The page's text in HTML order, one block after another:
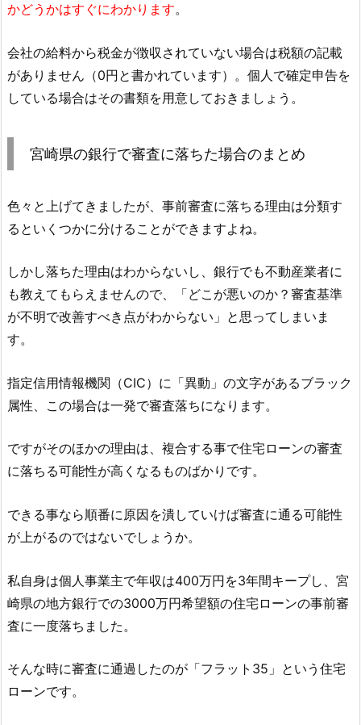
かどうかはすぐにわかります。
会社の給料から税金が徴収されていない場合は税額の記載
がありません（0円と書かれています）。個人で確定申告を
している場合はその書類を用意しておきましょう。
宮崎県の銀行で審査に落ちた場合のまとめ
色々と上げてきましたが、事前審査に落ちる理由は分類す
るといくつかに分けることができますよね。
しかし落ちた理由はわからないし、銀行でも不動産業者に
も教えてもらえませんので、「どこが悪いのか？審査基準
が不明で改善すべき点がわからない」と思ってしまいま
す。
指定信用情報機関（CIC）に「異動」の文字があるブラック
属性、この場合は一発で審査落ちになります。
ですがそのほかの理由は、複合する事で住宅ローンの審査
に落ちる可能性が高くなるものばかりです。
できる事なら順番に原因を潰していけば審査に通る可能性
が上がるのではないでしょうか。
私自身は個人事業主で年収は400万円を3年間キープし、宮
崎県の地方銀行での3000万円希望額の住宅ローンの事前審
査に一度落ちました。
そんな時に審査に通過したのが「フラット35」という住宅
ローンです。